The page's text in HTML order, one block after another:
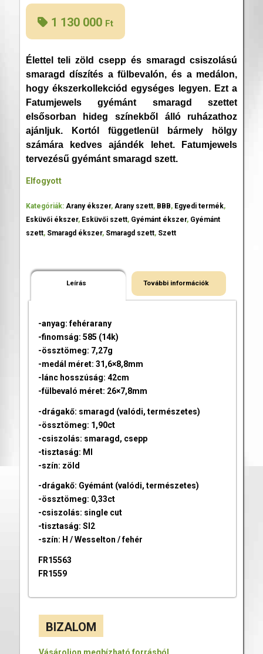
1 130 000 Ft
Élettel teli zöld csepp és smaragd csiszolású
smaragd díszítés a fülbevalón, és a medálon,
hogy ékszerkollekciód egységes legyen. Ezt a
Fatumjewels gyémánt smaragd szettet
elsősorban hideg színekből álló ruházathoz
ajánljuk. Kortól függetlenül bármely hölgy
számára kedves ajándék lehet. Fatumjewels
tervezésű gyémánt smaragd szett.
Elfogyott
Kategóriák: Arany ékszer, Arany szett, BBB, Egyedi termék,
Esküvői ékszer, Esküvői szett, Gyémánt ékszer, Gyémánt
szett, Smaragd ékszer, Smaragd szett, Szett
Leírás További információk
-anyag: fehérarany
-finomság: 585 (14k)
-össztömeg: 7,27g
-medál méret: 31,6×8,8mm
-lánc hosszúság: 42cm
-fülbevaló méret: 26×7,8mm
-drágakő: smaragd (valódi, természetes)
-össztömeg: 1,90ct
-csiszolás: smaragd, csepp
-tisztaság: MI
-szín: zöld
-drágakő: Gyémánt (valódi, természetes)
-össztömeg: 0,33ct
-csiszolás: single cut
-tisztaság: SI2
-szín: H / Wesselton / fehér
FR15563
FR1559
BIZALOM